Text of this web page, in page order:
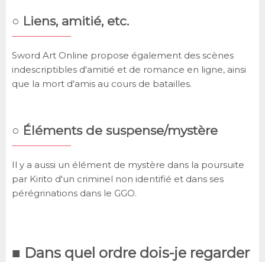
○ Liens, amitié, etc.
Sword Art Online propose également des scènes
indescriptibles d'amitié et de romance en ligne, ainsi
que la mort d'amis au cours de batailles.
○ Éléments de suspense/mystère
Il y a aussi un élément de mystère dans la poursuite
par Kirito d'un criminel non identifié et dans ses
pérégrinations dans le GGO.
■ Dans quel ordre dois-je regarder